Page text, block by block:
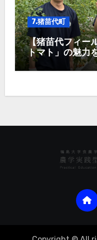
7.猪苗代町
【猪苗代フィー
トマト」の魅力